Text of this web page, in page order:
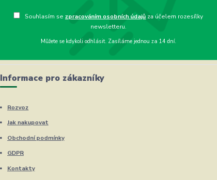
Souhlasím se zpracováním osobních údajů za účelem rozesílky
newsletteru.
Můžete se kdykoli odhlásit. Zasíláme jednou za 14 dní.
Informace pro zákazníky
Rozvoz
Jak nakupovat
Obchodní podmínky
GDPR
Kontakty